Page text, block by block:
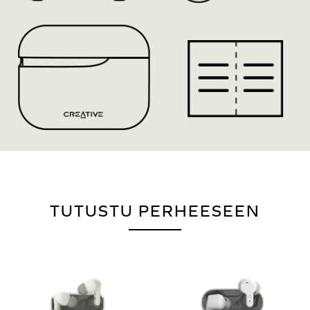
TUTUSTU PERHEESEEN